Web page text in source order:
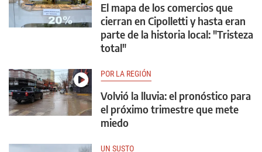
El mapa de los comercios que
cierran en Cipolletti y hasta eran
parte de la historia local: "Tristeza
total"
POR LA REGIÓN
Volvió la lluvia: el pronóstico para
el próximo trimestre que mete
miedo
UN SUSTO